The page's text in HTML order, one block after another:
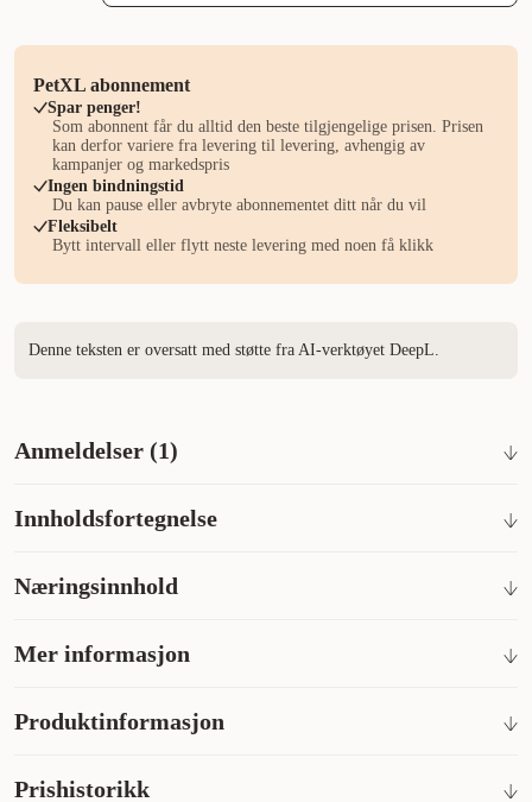
PetXL abonnement
Spar penger!
Som abonnent får du alltid den beste tilgjengelige prisen. Prisen
kan derfor variere fra levering til levering, avhengig av
kampanjer og markedspris
Ingen bindningstid
Du kan pause eller avbryte abonnementet ditt når du vil
Fleksibelt
Bytt intervall eller flytt neste levering med noen få klikk
Denne teksten er oversatt med støtte fra AI-verktøyet DeepL.
Anmeldelser (1)
Innholdsfortegnelse
Næringsinnhold
Råprotein: 8 % - Råfett: 6 % - Råaske: 1 % - Råfiber: 1 % -
Mer informasjon
Oppbevares tørt og kjølig i en lukket krukke eller pose.
Produktinformasjon
Artikkelnummer
Prishistorikk